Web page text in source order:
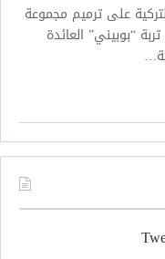
على ترميم مجموعة
“بوبيني” العائدة